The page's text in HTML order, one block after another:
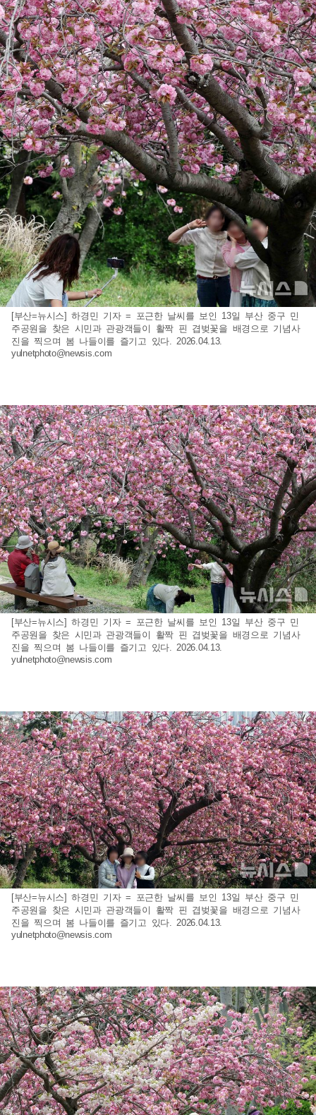
[부산=뉴시스] 하경민 기자 = 포근한 날씨를 보인 13일 부산 중구 민
주공원을 찾은 시민과 관광객들이 활짝 핀 겹벚꽃을 배경으로 기념사
진을 찍으며 봄 나들이를 즐기고 있다. 2026.04.13.
yulnetphoto@newsis.com
[부산=뉴시스] 하경민 기자 = 포근한 날씨를 보인 13일 부산 중구 민
주공원을 찾은 시민과 관광객들이 활짝 핀 겹벚꽃을 배경으로 기념사
진을 찍으며 봄 나들이를 즐기고 있다. 2026.04.13.
yulnetphoto@newsis.com
[부산=뉴시스] 하경민 기자 = 포근한 날씨를 보인 13일 부산 중구 민
주공원을 찾은 시민과 관광객들이 활짝 핀 겹벚꽃을 배경으로 기념사
진을 찍으며 봄 나들이를 즐기고 있다. 2026.04.13.
yulnetphoto@newsis.com